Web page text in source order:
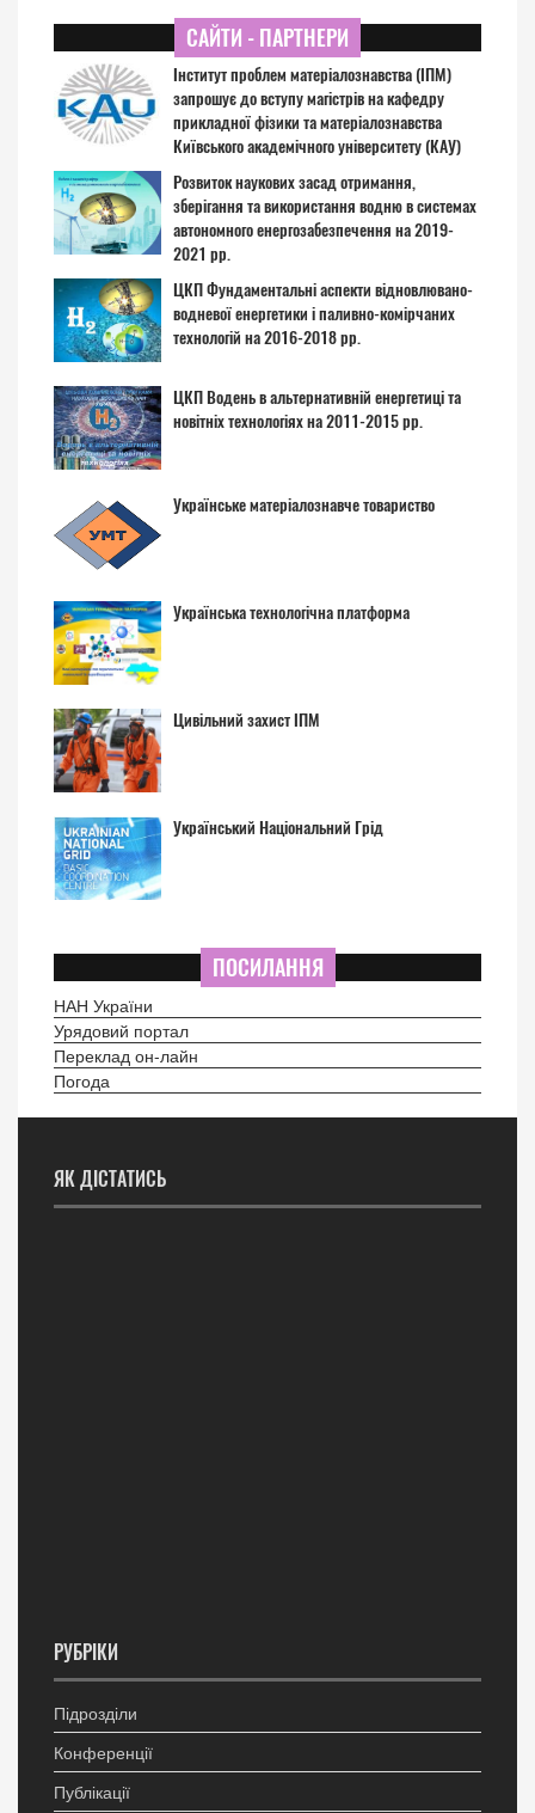
САЙТИ - ПАРТНЕРИ
Інститут проблем матеріалознавства (ІПМ)
запрошує до вступу магістрів на кафедру
прикладної фізики та матеріалознавства
Київського академічного університету (КАУ)
Розвиток наукових засад отримання,
зберігання та використання водню в системах
автономного енергозабезпечення на 2019-
2021 рр.
ЦКП Фундаментальні аспекти відновлювано-
водневої енергетики і паливно-комірчаних
технологій на 2016-2018 рр.
ЦКП Водень в альтернативній енергетиці та
новітніх технологіях на 2011-2015 рр.
Українське матеріалознавче товариство
Українська технологічна платформа
Цивільний захист ІПМ
Український Національний Грід
ПОСИЛАННЯ
НАН України
Урядовий портал
Переклад он-лайн
Погода
ЯК ДІСТАТИСЬ
РУБРІКИ
Підрозділи
Конференції
Публікації